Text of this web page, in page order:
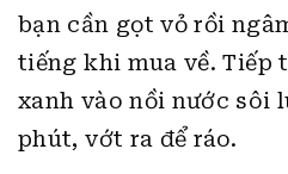
bạn cần gọt vỏ rồi
tiếng khi mua về. Tiếp
xanh vào nồi nước sôi
phút, vớt ra để ráo.